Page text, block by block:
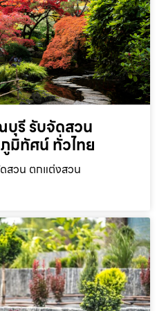
รี รับจัดสวน
มิทัศน์ ทั่วไทย
สวน ตกแต่งสวน